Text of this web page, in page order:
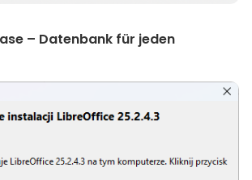
– Datenbank für jeden